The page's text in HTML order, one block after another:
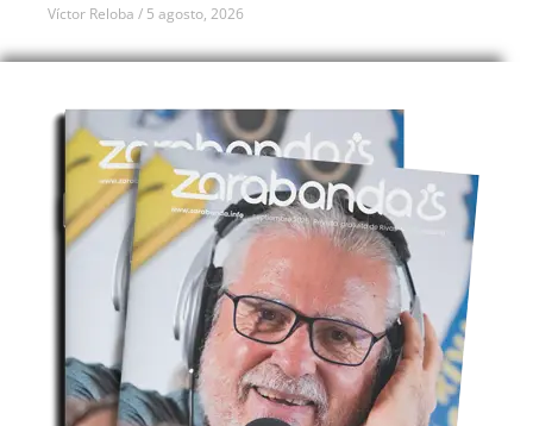
Víctor Reloba 5 agosto, 2026